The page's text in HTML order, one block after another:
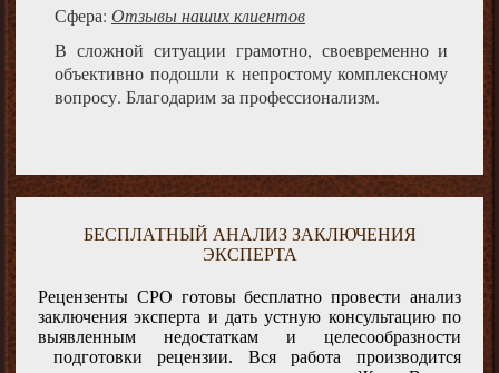
Сфера: Отзывы наших клиентов
В сложной ситуации грамотно, своевременно и
объективно подошли к непростому комплексному
вопросу. Благодарим за профессионализм.
БЕСПЛАТНЫЙ АНАЛИЗ ЗАКЛЮЧЕНИЯ
ЭКСПЕРТА
Рецензенты СРО готовы бесплатно провести анализ
заключения эксперта и дать устную консультацию по
выявленным недостаткам и целесообразности
подготовки рецензии. Вся работа производится